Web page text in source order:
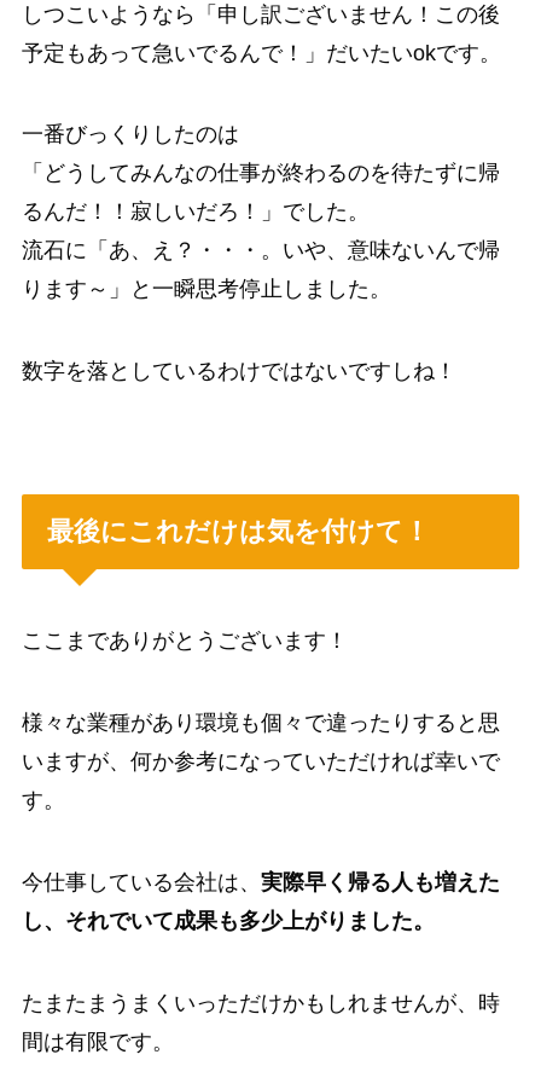
しつこいようなら「申し訳ございません！この後
予定もあって急いでるんで！」だいたいokです。
一番びっくりしたのは
「どうしてみんなの仕事が終わるのを待たずに帰
るんだ！！寂しいだろ！」でした。
流石に「あ、え？・・・。いや、意味ないんで帰
ります～」と一瞬思考停止しました。
数字を落としているわけではないですしね！
最後にこれだけは気を付けて！
ここまでありがとうございます！
様々な業種があり環境も個々で違ったりすると思
いますが、何か参考になっていただければ幸いで
す。
今仕事している会社は、 実際早く帰る人も増えた
し、それでいて成果も多少上がりました。
たまたまうまくいっただけかもしれませんが、時
間は有限です。